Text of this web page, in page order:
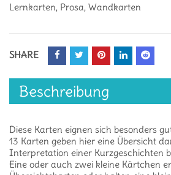
Lernkarten, Prosa, Wandkarten
SHARE
Beschreibung
Diese Karten eignen sich besonders
13 Karten geben hier eine Übersicht
Interpretation einer Kurzgeschichten
Eine oder auch zwei kleine Kärtchen